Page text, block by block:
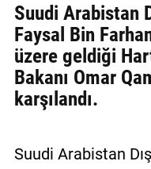
İletişim
Gizlilik
Sözleşmesi
Kullanıcı
Suudi Arabistan
Faysal Bin
üzere geldiği
Bakanı Omar
karşılandı.
Suudi Arabistan